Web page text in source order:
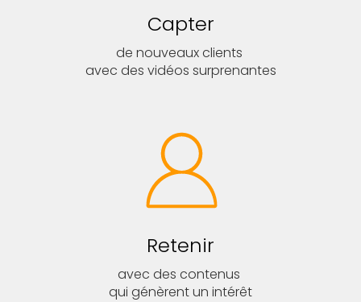
Capter
de nouveaux clients
avec des vidéos surprenantes
Retenir
avec des contenus
qui génèrent un intérêt